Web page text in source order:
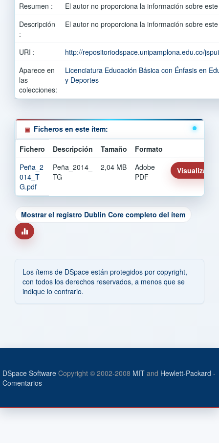
Resumen :
El autor no proporciona la información sobre
Descripción
:
El autor no proporciona la información sobre
URI :
http://repositoriodspace.unipamplona.edu.co/
Aparece en
las
colecciones:
Licenciatura Educación Básica con Énfasis en
y Deportes
Ficheros en este ítem:
Fichero Descripción Tamaño
Formato
Peña_2
014_T
G.pdf
Peña_2014_
TG
2,04 MB
Adobe
PDF
Visualizar/
Mostrar el registro Dublin Core completo del ítem
Los ítems de DSpace están protegidos por copyright,
con todos los derechos reservados, a menos que se
indique lo contrario.
DSpace Software Copyright © 2002-2008 MIT and Hewlett-Packard -
Comentarios